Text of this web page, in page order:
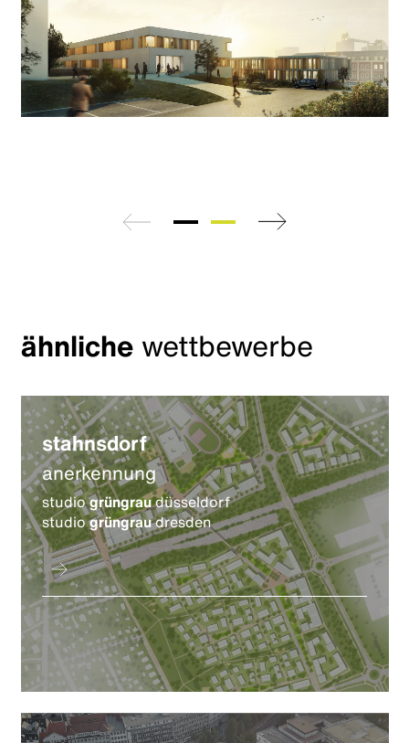
zurück weiter
ähnlichewettbewerbe
stahnsdorf
anerkennung
studiogrüngraudüsseldorf
studiogrüngraudresden